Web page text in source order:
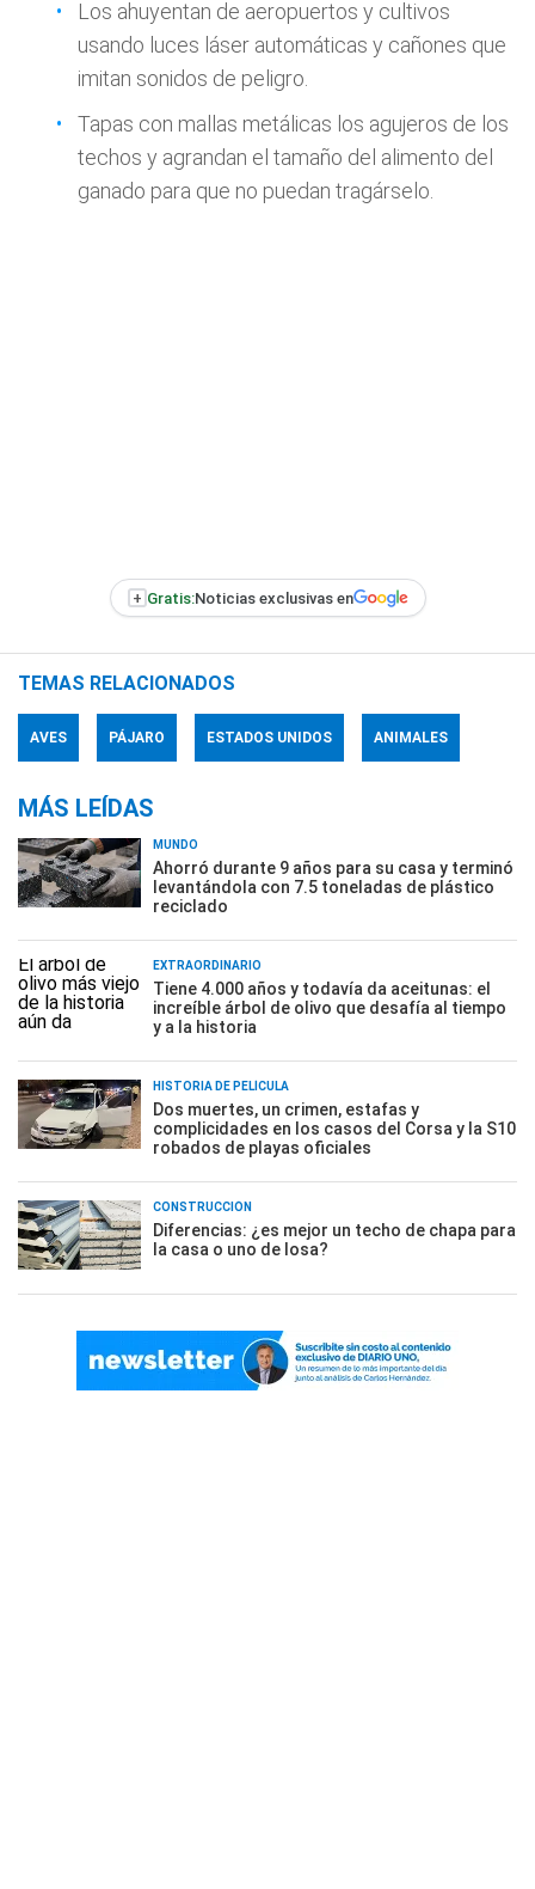
Los ahuyentan de aeropuertos y cultivos
usando luces láser automáticas y cañones que
imitan sonidos de peligro.
Tapas con mallas metálicas los agujeros de los
techos y agrandan el tamaño del alimento del
ganado para que no puedan tragárselo.
+ Gratis:Noticias exclusivas en
TEMAS RELACIONADOS
AVES PÁJARO ESTADOS UNIDOS ANIMALES
MÁS LEÍDAS
MUNDO
Ahorró durante 9 años para su casa y terminó
levantándola con 7.5 toneladas de plástico
reciclado
EXTRAORDINARIO
Tiene 4.000 años y todavía da aceitunas: el
increíble árbol de olivo que desafía al tiempo
y a la historia
HISTORIA DE PELÍCULA
Dos muertes, un crimen, estafas y
complicidades en los casos del Corsa y la S10
robados de playas oficiales
CONSTRUCCIÓN
Diferencias: ¿es mejor un techo de chapa para
la casa o uno de losa?